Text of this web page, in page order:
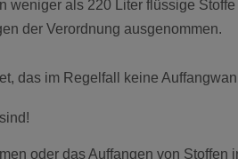
weniger als 220 Liter flüssige
der Verordnung ausgenommen.
das im Regelfall keine
oder das Auffangen von